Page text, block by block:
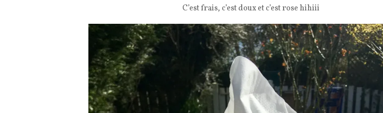
C’est frais, c’est doux et c’est rose hihiii